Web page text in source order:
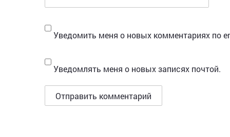
Уведомить меня о новых комментариях по
Уведомлять меня о новых записях почтой.